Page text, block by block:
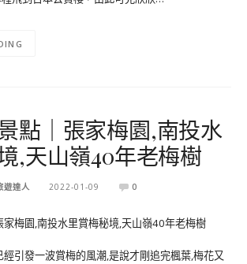
點｜張家梅園,南投水
,天山嶺40年老梅樹
遊達人 2022-01-09 0
引發一波賞梅的風潮,是說才剛追完楓葉,梅花又